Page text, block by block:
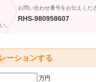
。
お問い合わせ番号をお伝えくだ
RHS-980958607
ーションする
万円